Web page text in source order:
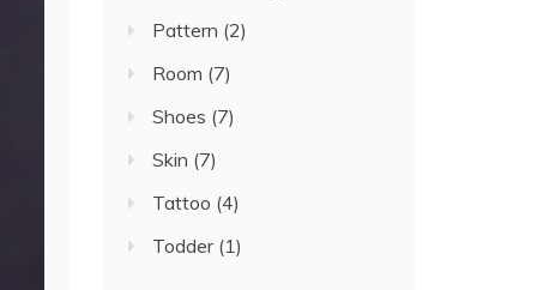
Pattern (2)
Room (7)
Shoes (7)
Skin (7)
Tattoo (4)
Todder(1)